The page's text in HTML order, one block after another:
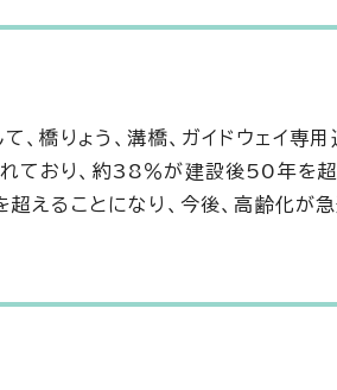
橋りょう、溝橋、ガイドウェイ専用
ており、約38％が建設後50年を超
ることになり、今後、高齢化が急